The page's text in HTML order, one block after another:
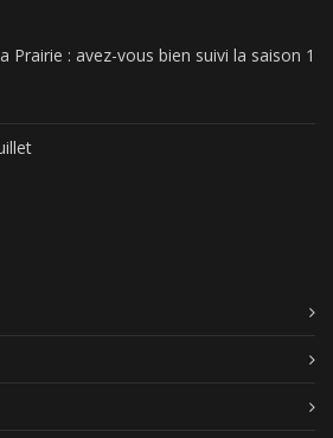
Prairie : avez-vous bien suivi la saison 1